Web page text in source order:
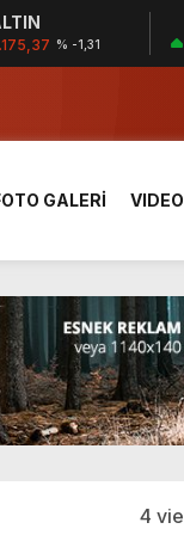
% -1,31
GALERİ
4